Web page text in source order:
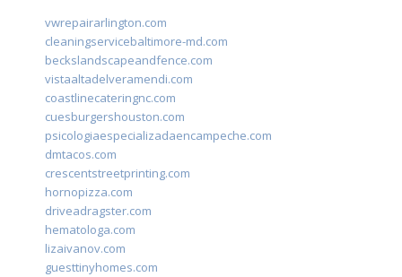
vwrepairarlington.com
cleaningservicebaltimore-md.com
beckslandscapeandfence.com
vistaaltadelveramendi.com
coastlinecateringnc.com
cuesburgershouston.com
psicologiaespecializadaencampeche.com
dmtacos.com
crescentstreetprinting.com
hornopizza.com
driveadragster.com
hematologa.com
lizaivanov.com
guesttinyhomes.com